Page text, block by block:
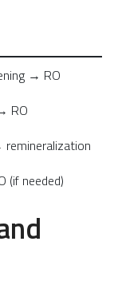
→ RO
RO
needed)